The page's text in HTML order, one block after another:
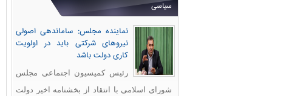
سیاسی
نماینده مجلس: ساماندهی اصولی
نیروهای شرکتی باید در اولویت
کاری دولت باشد
رئیس کمیسیون اجتماعی مجلس
شورای اسلامی با انتقاد از بخشنامه اخیر دولت